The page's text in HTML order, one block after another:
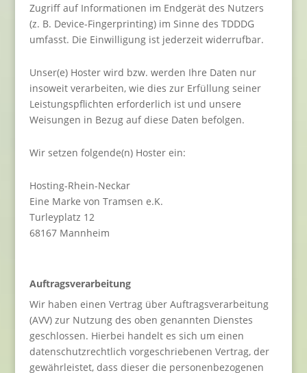
Zugriff auf Informationen im Endgerät des Nutzers
(z. B. Device-Fingerprinting) im Sinne des TDDDG
umfasst. Die Einwilligung ist jederzeit widerrufbar.
Unser(e) Hoster wird bzw. werden Ihre Daten nur
insoweit verarbeiten, wie dies zur Erfüllung seiner
Leistungspflichten erforderlich ist und unsere
Weisungen in Bezug auf diese Daten befolgen.
Wir setzen folgende(n) Hoster ein:
Hosting-Rhein-Neckar
Eine Marke von Tramsen e.K.
Turleyplatz 12
68167 Mannheim
Auftragsverarbeitung
Wir haben einen Vertrag über Auftragsverarbeitung
(AVV) zur Nutzung des oben genannten Dienstes
geschlossen. Hierbei handelt es sich um einen
datenschutzrechtlich vorgeschriebenen Vertrag, der
gewährleistet, dass dieser die personenbezogenen